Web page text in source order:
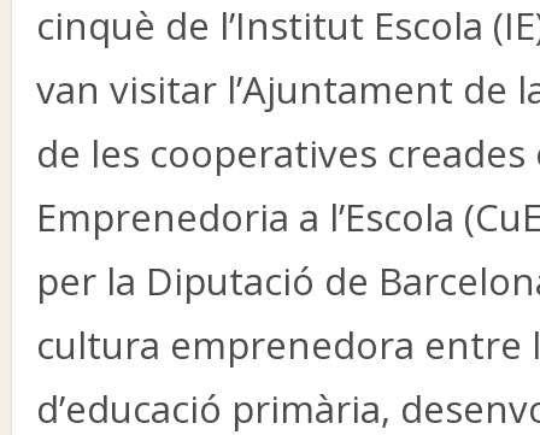
cinquè de l’Institut Escola
van visitar l’Ajuntament de
de les cooperatives
Emprenedoria a l’Escola
per la Diputació de
cultura emprenedora entre
d’educació primària,